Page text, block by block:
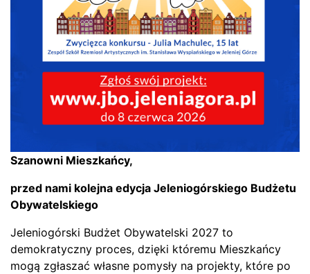
Szanowni Mieszkańcy,
przed nami kolejna edycja Jeleniogórskiego Budżetu
Obywatelskiego
Jeleniogórski Budżet Obywatelski 2027 to
demokratyczny proces, dzięki któremu Mieszkańcy
mogą zgłaszać własne pomysły na projekty, które po